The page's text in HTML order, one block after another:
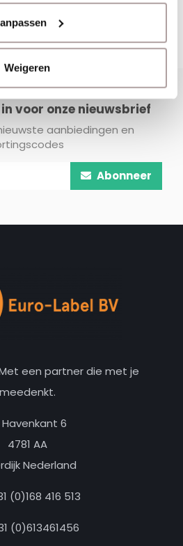
Weigeren
voor onze nieuwsbrief
aanbiedingen en
Abonneer
Met een partner die met je
meedenkt.
Havenkant 6
4781 AA
Nederland
(0)168 416 513
(0)613461456